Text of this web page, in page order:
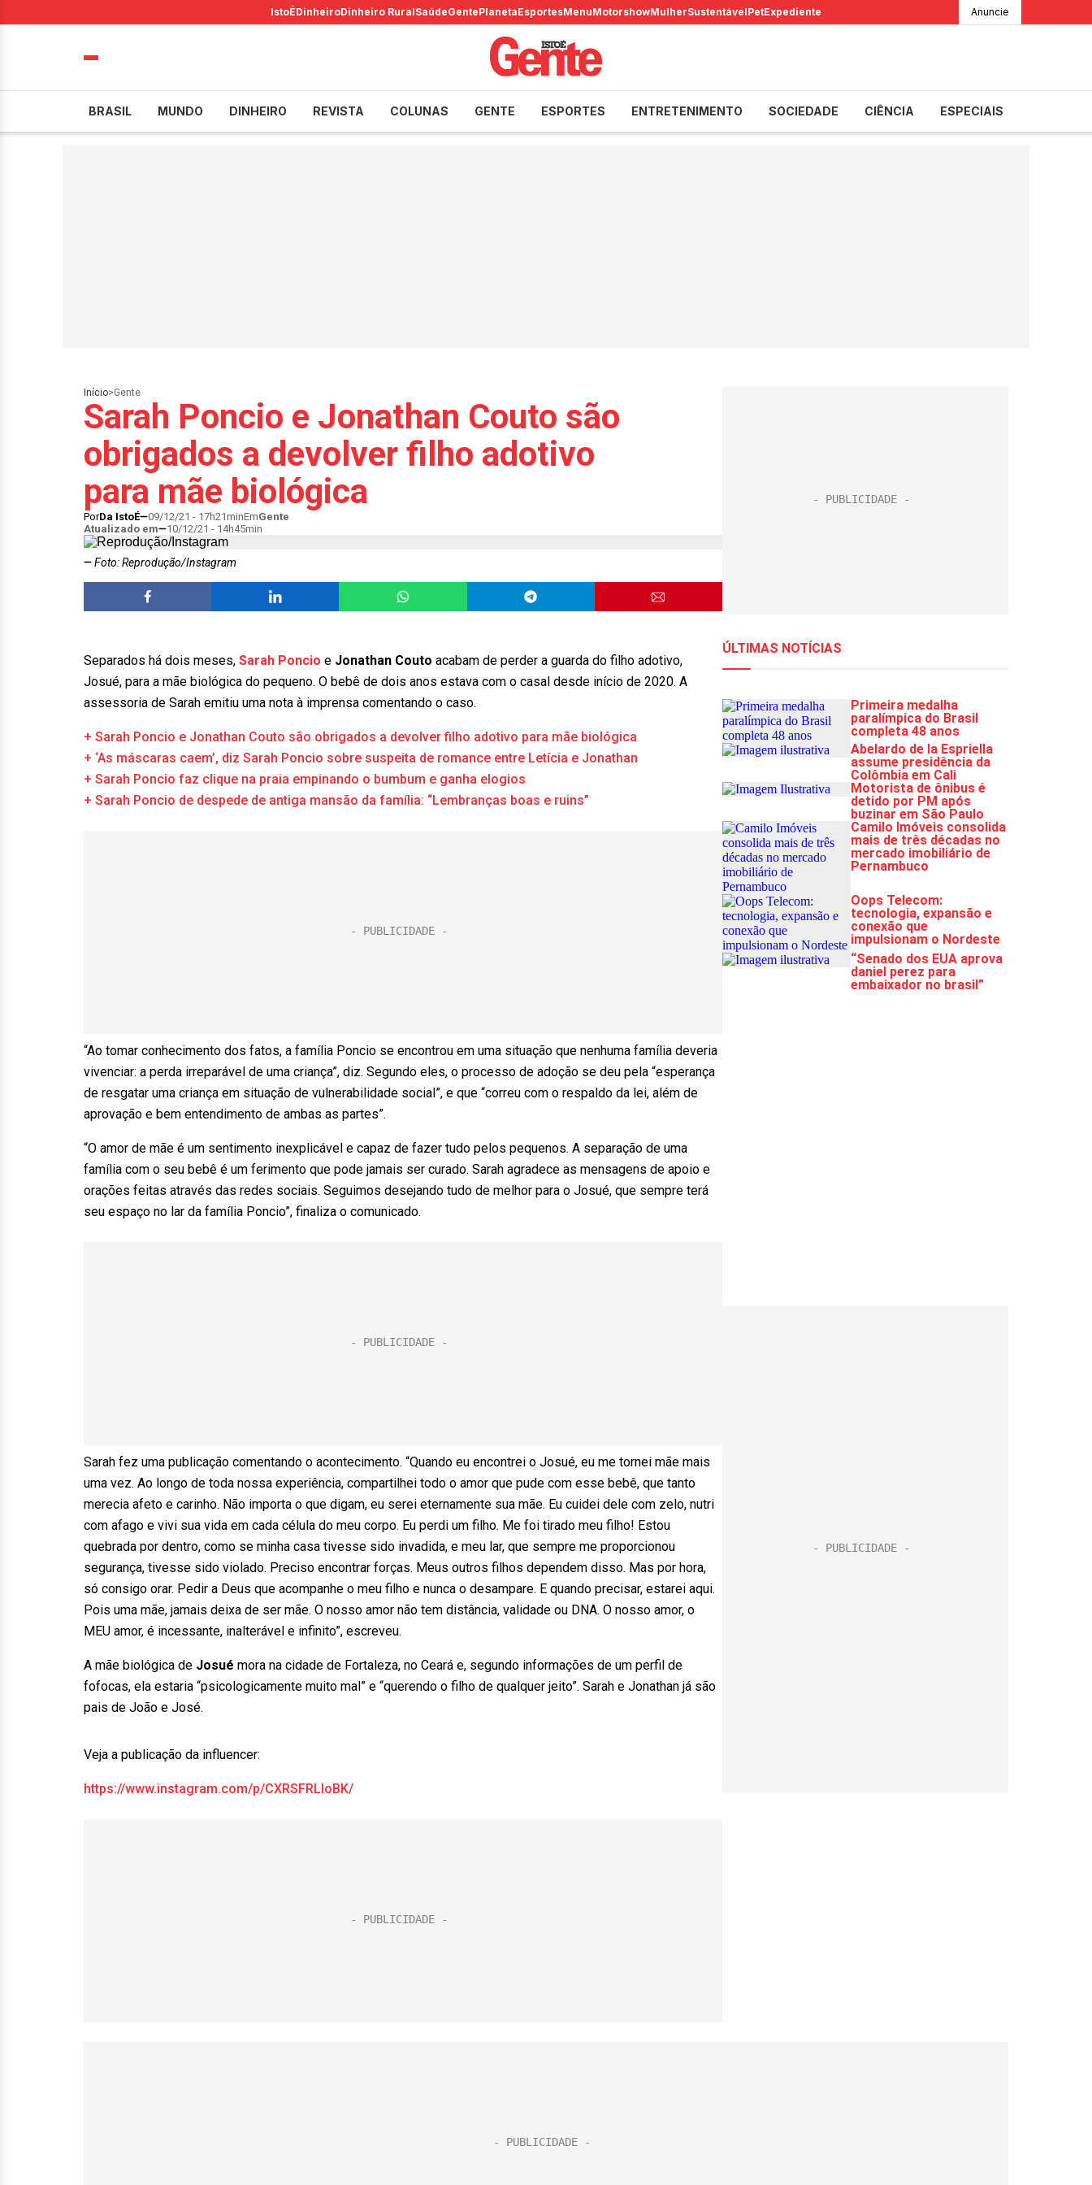
IstoÉDinheiroDinheiro RuralSaúdeGentePlanetaEsportesMenuMotorshowMulherSustentávelPetExpediente Anuncie
BRASIL MUNDO DINHEIRO REVISTA COLUNAS GENTE ESPORTES ENTRETENIMENTO SOCIEDADE CIÊNCIA ESPECIAIS
Início>Gente
Sarah Poncio e Jonathan Couto são
obrigados a devolver filho adotivo
para mãe biológica
PorDa IstoÉ 09/12/21 - 17h21minEmGente
Atualizado em
10/12/21 - 14h45min
Foto: Reprodução/Instagram
Separados há dois meses, Sarah Poncio e Jonathan Couto acabam de perder a guarda do filho adotivo,
Josué, para a mãe biológica do pequeno. O bebê de dois anos estava com o casal desde início de 2020. A
assessoria de Sarah emitiu uma nota à imprensa comentando o caso.
+ Sarah Poncio e Jonathan Couto são obrigados a devolver filho adotivo para mãe biológica
+ ‘As máscaras caem’, diz Sarah Poncio sobre suspeita de romance entre Letícia e Jonathan
+ Sarah Poncio faz clique na praia empinando o bumbum e ganha elogios
+ Sarah Poncio de despede de antiga mansão da família: “Lembranças boas e ruins”
“Ao tomar conhecimento dos fatos, a família Poncio se encontrou em uma situação que nenhuma família deveria
vivenciar: a perda irreparável de uma criança”, diz. Segundo eles, o processo de adoção se deu pela “esperança
de resgatar uma criança em situação de vulnerabilidade social”, e que “correu com o respaldo da lei, além de
aprovação e bem entendimento de ambas as partes”.
“O amor de mãe é um sentimento inexplicável e capaz de fazer tudo pelos pequenos. A separação de uma
família com o seu bebê é um ferimento que pode jamais ser curado. Sarah agradece as mensagens de apoio e
orações feitas através das redes sociais. Seguimos desejando tudo de melhor para o Josué, que sempre terá
seu espaço no lar da família Poncio”, finaliza o comunicado.
Sarah fez uma publicação comentando o acontecimento. “Quando eu encontrei o Josué, eu me tornei mãe mais
uma vez. Ao longo de toda nossa experiência, compartilhei todo o amor que pude com esse bebê, que tanto
merecia afeto e carinho. Não importa o que digam, eu serei eternamente sua mãe. Eu cuidei dele com zelo, nutri
com afago e vivi sua vida em cada célula do meu corpo. Eu perdi um filho. Me foi tirado meu filho! Estou
quebrada por dentro, como se minha casa tivesse sido invadida, e meu lar, que sempre me proporcionou
segurança, tivesse sido violado. Preciso encontrar forças. Meus outros filhos dependem disso. Mas por hora,
só consigo orar. Pedir a Deus que acompanhe o meu filho e nunca o desampare. E quando precisar, estarei aqui.
Pois uma mãe, jamais deixa de ser mãe. O nosso amor não tem distância, validade ou DNA. O nosso amor, o
MEU amor, é incessante, inalterável e infinito”, escreveu.
A mãe biológica de Josué mora na cidade de Fortaleza, no Ceará e, segundo informações de um perfil de
fofocas, ela estaria “psicologicamente muito mal” e “querendo o filho de qualquer jeito”. Sarah e Jonathan já são
pais de João e José.
Veja a publicação da influencer:
https://www.instagram.com/p/CXRSFRLloBK/